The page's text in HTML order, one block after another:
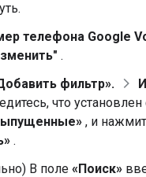
телефона Google
.
фильтр».
что
, и
.
В поле «Поиск»